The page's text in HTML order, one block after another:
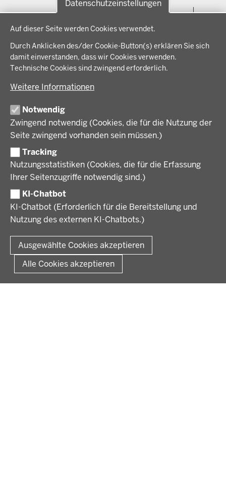
Datenschutzeinstellungen
Auf dieser Seite werden Cookies verwendet.
Durch Anklicken des/der Cookie-Button(s) erklären Sie sich
damit einverstanden, dass wir Cookies verwenden.
Technische Cookies sind zwingend erforderlich.
Weitere Informationen
Notwendig
Zwingend notwendig (Cookies, die für die Nutzung der
Seite zwingend vorhanden sein müssen.)
Tracking
Nutzungsstatistiken (Cookies, die für die Erfassung
Ihrer Seitenzugriffe notwendig sind.)
KI-Chatbot
KI-Chatbot (Erforderlich für die Bereitstellung und
Nutzung des externen KI-Chatbots.)
Ausgewählte Cookies akzeptieren
Alle Cookies akzeptieren
der
Fußzeile
THEMEN
Bauen, Planen und Verkehr
Bildung, Schule und Sport
Regionalplanung und Regionalrat
Wirtschaft, Kultur und Kommunales
IM FOKUS
Energiewende AG
Zusammenarbeit mit den Niederlanden
BEZIRKSREGIERUNG
Regierungsbezirk Münster
Geschichte und Gegenwart
Behördenleitung
Förderlotsinnen und Förderlotsen
KARRIERE UND AUSBILDUNG
Stellenangebote
Ausbildung
Volljurist:in
Praktikum
Stellenangebote im Schulbereich
VERFAHREN UND BEKANNTMACHUNGEN
Amtsblatt
Verfahrensübersichten
PRESSE
Pressemitteilungen
Podcast
© 2026 Bezirksregierung Münster
Fußzeile
Impressum Datenschutz Rechtliche Hinweise
Kurzlink zu dieser Seite